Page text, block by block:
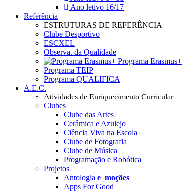
Ano letivo 16/17
Referência
ESTRUTURAS DE REFERÊNCIA
Clube Desportivo
ESCXEL
Observa. da Qualidade
Programa Erasmus+
Programa TEIP
Programa QUALIFICA
A.E.C.
Atividades de Enriquecimento Curricular
Clubes
Clube das Artes
Cerâmica e Azulejo
Ciência Viva na Escola
Clube de Fotografia
Clube de Música
Programação e Robótica
Projetos
Antologia e_moções
Apps For Good